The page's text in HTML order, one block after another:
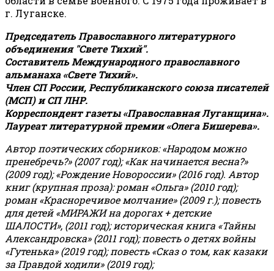
г. Луганске.
Председатель Православного литературного
объединения "Свете Тихий".
Составитель Международного православного
альманаха «Свете Тихий».
Член СП России, Республиканского союза писателей
(МСП) и СП ЛНР.
Корреспондент газеты «Православная Луганщина».
Лауреат литературной премии «Олега Бишерева».
Автор поэтических сборников: «Народом можно
пренебречь?» (2007 год); «Как начинается весна?»
(2009 год); «Рождение Новороссии» (2016 год). Автор
книг (крупная проза): роман «Ольга» (2010 год);
роман «Красноречивое молчание» (2009 г.); повесть
для детей «МИРАЖИ на дорогах + детские
ШАЛОСТИ», (2011 год); историческая книга «Тайны
Александровска» (2011 год); повесть о детях войны
«Гутенька» (2019 год); повесть «Сказ о том, как казаки
за Правдой ходили» (2019 год);